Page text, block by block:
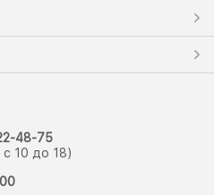
48-75
10 до 18)